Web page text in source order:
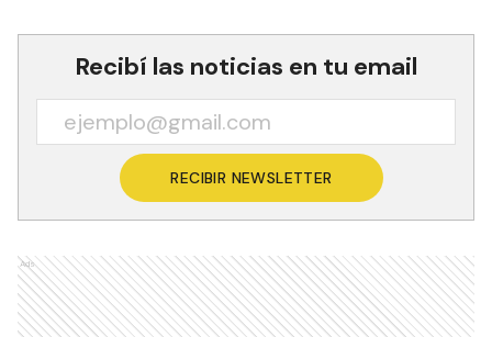
Recibí las noticias en tu email
RECIBIR NEWSLETTER
Ads